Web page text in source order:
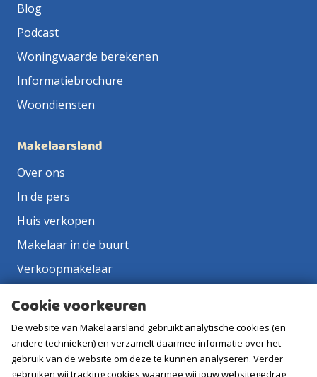
Blog
Podcast
Woningwaarde berekenen
Informatiebrochure
Woondiensten
Makelaarsland
Over ons
In de pers
Huis verkopen
Makelaar in de buurt
Verkoopmakelaar
Vacatures
Cookie voorkeuren
De website van Makelaarsland gebruikt analytische cookies (en
andere technieken) en verzamelt daarmee informatie over het
gebruik van de website om deze te kunnen analyseren. Verder
gebruiken wij tracking cookies waarmee wij jouw websitegedrag